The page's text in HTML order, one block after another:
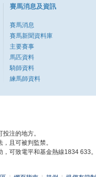
賽馬消息及資訊
賽馬消息
賽馬新聞資料庫
主要賽事
馬匹資料
騎師資料
練馬師資料
注的地方。
且可被判監禁。
可致電平和基金熱線1834 633。